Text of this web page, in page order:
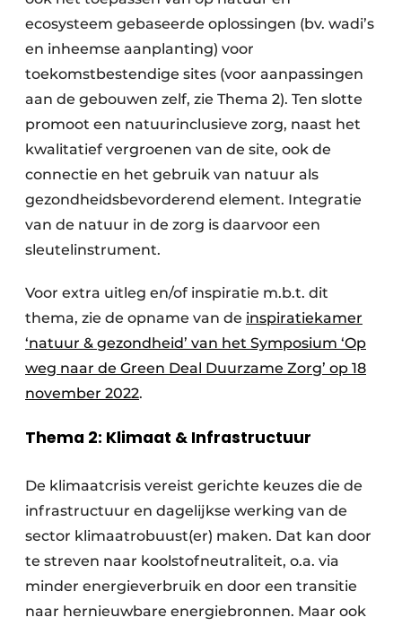
ecosysteem gebaseerde oplossingen (bv. wadi’s
en inheemse aanplanting) voor
toekomstbestendige sites (voor aanpassingen
aan de gebouwen zelf, zie Thema 2). Ten slotte
promoot een natuurinclusieve zorg, naast het
kwalitatief vergroenen van de site, ook de
connectie en het gebruik van natuur als
gezondheidsbevorderend element. Integratie
van de natuur in de zorg is daarvoor een
sleutelinstrument.
Voor extra uitleg en/of inspiratie m.b.t. dit
thema, zie de opname van de inspiratiekamer
‘natuur & gezondheid’ van het Symposium ‘Op
weg naar de Green Deal Duurzame Zorg’ op 18
november 2022.
Thema 2: Klimaat & Infrastructuur
De klimaatcrisis vereist gerichte keuzes die de
infrastructuur en dagelijkse werking van de
sector klimaatrobuust(er) maken. Dat kan door
te streven naar koolstofneutraliteit, o.a. via
minder energieverbruik en door een transitie
naar hernieuwbare energiebronnen. Maar ook